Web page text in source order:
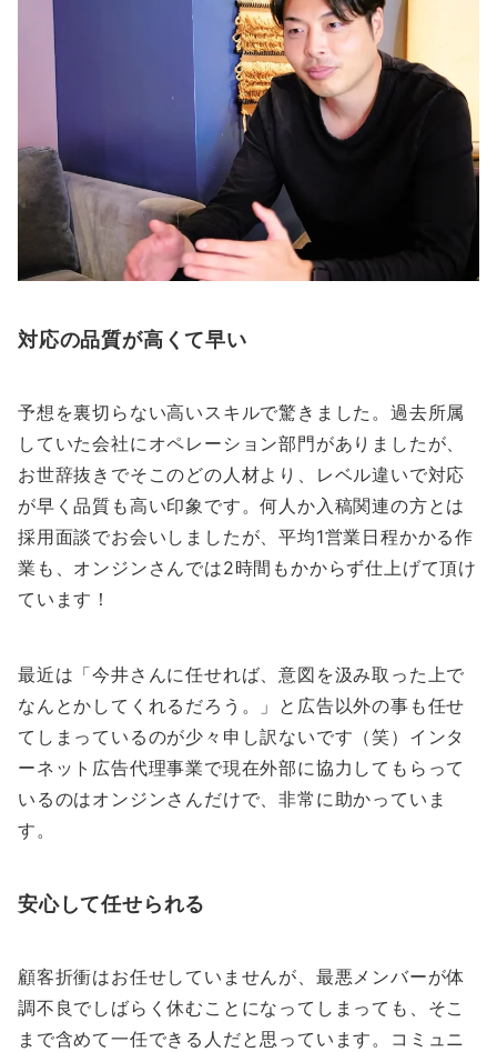
対応の品質が高くて早い
予想を裏切らない高いスキルで驚きました。過去所属
していた会社にオペレーション部門がありましたが、
お世辞抜きでそこのどの人材より、レベル違いで対応
が早く品質も高い印象です。何人か入稿関連の方とは
採用面談でお会いしましたが、平均1営業日程かかる作
業も、オンジンさんでは2時間もかからず仕上げて頂け
ています！
最近は「今井さんに任せれば、意図を汲み取った上で
なんとかしてくれるだろう。」と広告以外の事も任せ
てしまっているのが少々申し訳ないです（笑）インタ
ーネット広告代理事業で現在外部に協力してもらって
いるのはオンジンさんだけで、非常に助かっていま
す。
安心して任せられる
顧客折衝はお任せしていませんが、最悪メンバーが体
調不良でしばらく休むことになってしまっても、そこ
まで含めて一任できる人だと思っています。コミュニ